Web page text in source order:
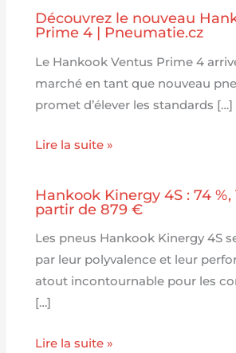
Découvrez le nouveau
Prime 4 | Pneumatie.cz
Le Hankook Ventus Prime 4
marché en tant que nouveau
promet d’élever les standards […]
Lire la suite »
Hankook Kinergy 4S : 74 %,
partir de 879 €
Les pneus Hankook Kinergy 4S
par leur polyvalence et leur
atout incontournable pour les
[…]
Lire la suite »